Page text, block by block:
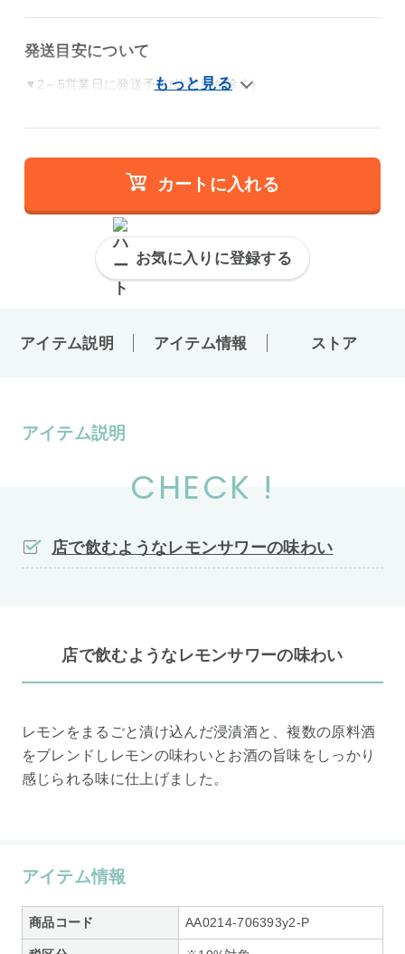
発送目安について
▼2～5営業日に発送予定(休業日を除く)
カートに入れる
お気に入りに登録する
アイテム説明 アイテム情報 ストア
アイテム説明
CHECK !
店で飲むようなレモンサワーの味わい
店で飲むようなレモンサワーの味わい
レモンをまるごと漬け込んだ浸漬酒と、複数の原料酒
をブレンドしレモンの味わいとお酒の旨味をしっかり
感じられる味に仕上げました。
アイテム情報
商品コード AA0214-706393y2-P